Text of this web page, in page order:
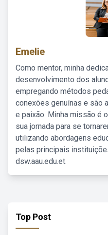
Emelie
Como mentor, minha
desenvolvimento dos
empregando métodos
conexões genuínas e são
e paixão. Minha missão é
sua jornada para se
utilizando abordagens
pelas principais
dsw.aau.edu.et.
Top Post